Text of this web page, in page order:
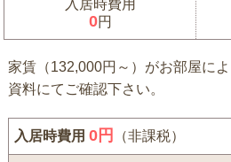
入居時費用
0円
家賃（132,000円～）がお部屋に
資料にてご確認下さい。
入居時費用0 円 （非課税）